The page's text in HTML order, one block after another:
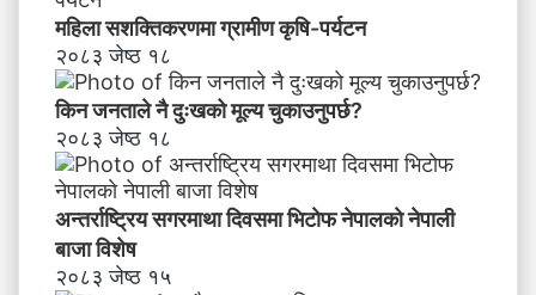
महिला सशक्तिकरणमा ग्रामीण कृषि-पर्यटन
२०८३ जेष्ठ १८
किन जनताले नै दुःखको मूल्य चुकाउनुपर्छ?
२०८३ जेष्ठ १८
अन्तर्राष्ट्रिय सगरमाथा दिवसमा भिटाेफ नेपालकाे नेपाली
बाजा विशेष
२०८३ जेष्ठ १५